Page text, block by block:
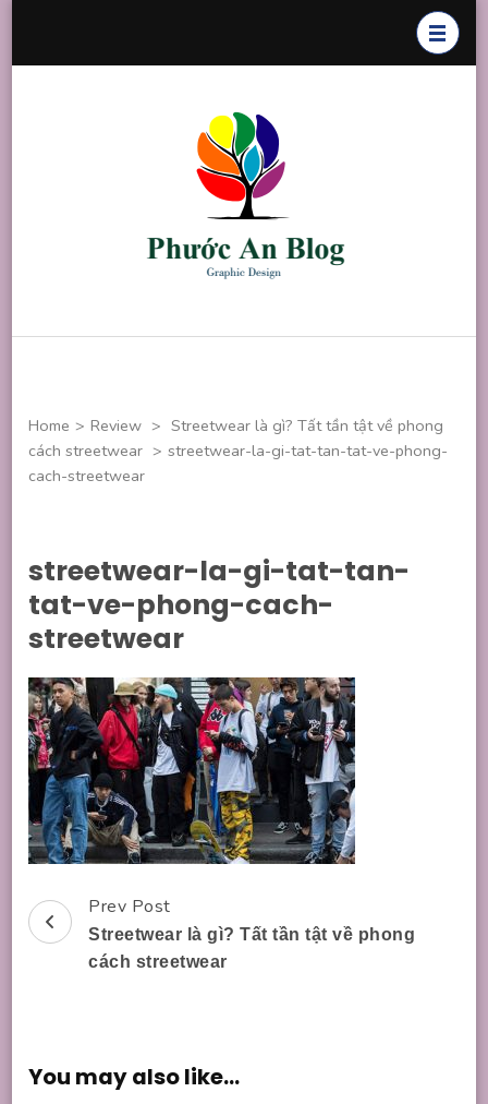
Home > Review > Streetwear là gì? Tất tần tật về phong
cách streetwear > streetwear-la-gi-tat-tan-tat-ve-phong-
cach-streetwear
streetwear-la-gi-tat-tan-
tat-ve-phong-cach-
streetwear
Post
Navigation
Prev Post
Streetwear là gì? Tất tần tật về phong
cách streetwear
You may also like...